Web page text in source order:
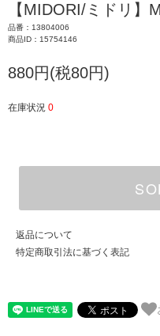
【MIDORI/ミドリ】
品番：13804006
商品ID：15754146
880円(税80円)
在庫状況 0
返品について
特定商取引法に基づく表記